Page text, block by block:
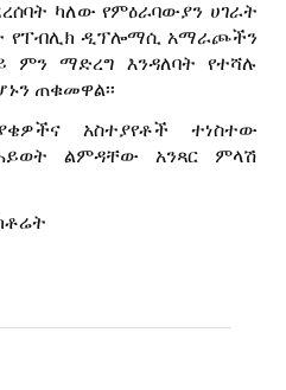
ካለው የምዕራባውያን ሀገራት
የፐብሊክ ዲፕሎማሲ አማራጮችን
ምን ማድረግ እንዳለባት የተሻሉ
ጠቁመዋል፡፡
አስተያየቶች ተነስተው
ልምዳቸው አንጻር ምላሽ